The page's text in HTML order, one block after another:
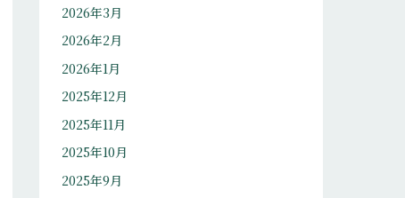
2026年3月
2026年2月
2026年1月
2025年12月
2025年11月
2025年10月
2025年9月